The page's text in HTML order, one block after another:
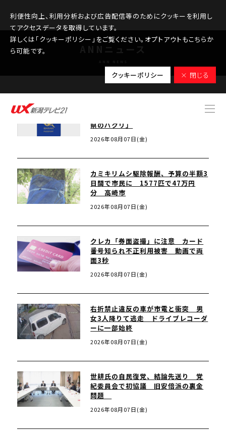
利便性向上、利用分析および広告配信等のためにクッキーを利用し
てアクセスデータを取得しています。
詳しくは「クッキーポリシー」をご覧ください。オプトアウトもこちらか
ら可能です。
クッキーポリシー × 閉じる
県のパクリ」
2026年08月07日(金)
カミキリムシ駆除報酬、予算の半額3
日間で市民に 1577匹で47万円
分 高崎市
2026年08月07日(金)
クレカ「券面盗撮」に注意 カード
番号知られ不正利用被害 動画で両
面3秒
2026年08月07日(金)
右折禁止違反の車が市電と衝突 男
女3人降りて逃走 ドライブレコーダ
ーに一部始終
2026年08月07日(金)
世耕氏の自民復党、結論先送り 党
紀委員会で初協議 旧安倍派の裏金
問題
2026年08月07日(金)